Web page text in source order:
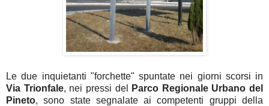
Le due inquietanti "forchette" spuntate nei giorni scorsi in
Via Trionfale, nei pressi del
Parco Regionale Urbano del
Pineto, sono state segnalate ai competenti gruppi della